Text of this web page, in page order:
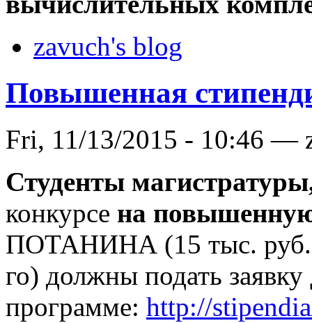
zavuch's blog
Повышенная
Fri, 11/13/2015 - 10:46 —
Студенты
конкурсе на
ПОТАНИНА (15 тыс. руб.
го) должны подать заявку
программе: http://